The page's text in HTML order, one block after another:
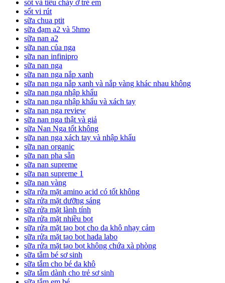
sốt và tiêu chảy ở trẻ em
sốt vi rút
sữa chua ptit
sữa đạm a2 và 5hmo
sữa nan a2
sữa nan của nga
sữa nan infinipro
sữa nan nga
sữa nan nga nắp xanh
sữa nan nga nắp xanh và nắp vàng khác nhau không
sữa nan nga nhập khẩu
sữa nan nga nhập khẩu và xách tay
sữa nan nga review
sữa nan nga thật và giả
sữa Nan Nga tốt không
sữa nan nga xách tay và nhập khẩu
sữa nan organic
sữa nan pha sẵn
sữa nan supreme
sữa nan supreme 1
sữa nan vàng
sữa rửa mặt amino acid có tốt không
sữa rửa mặt dưỡng sáng
sữa rửa mặt lành tính
sữa rửa mặt nhiều bọt
sữa rửa mặt tạo bọt cho da khô nhạy cảm
sữa rửa mặt tạo bọt hada labo
sữa rửa mặt tạo bọt không chứa xà phòng
sữa tắm bé sơ sinh
sữa tắm cho bé da khô
sữa tắm dành cho trẻ sơ sinh